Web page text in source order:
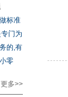
标准
门为
的,有
零
更多>>